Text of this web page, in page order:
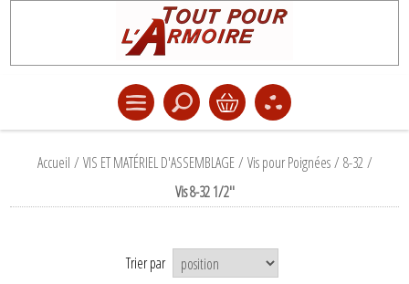
Accueil / VIS ET MATÉRIEL D'ASSEMBLAGE / Vis pour Poignées / 8-32 /
Vis 8-32 1/2''
Trier par